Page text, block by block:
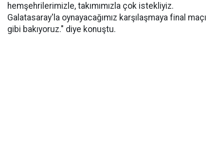
hemşehrilerimizle, takımımızla çok istekliyiz.
Galatasaray'la oynayacağımız karşılaşmaya final maçı
gibi bakıyoruz." diye konuştu.